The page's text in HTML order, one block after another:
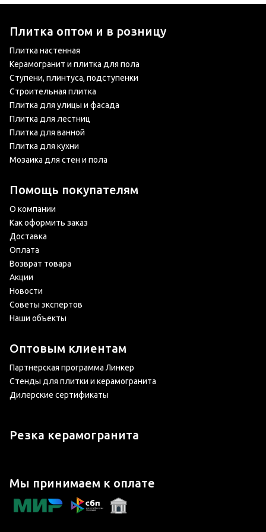
Плитка оптом и в розницу
Плитка настенная
Керамогранит и плитка для пола
Ступени, плинтуса, подступенки
Строительная плитка
Плитка для улицы и фасада
Плитка для лестниц
Плитка для ванной
Плитка для кухни
Мозаика для стен и пола
Помощь покупателям
О компании
Как оформить заказ
Доставка
Оплата
Возврат товара
Акции
Новости
Советы экспертов
Наши объекты
Оптовым клиентам
Партнерская программа Линкер
Стенды для плитки и керамогранита
Дилерские сертификаты
Резка керамогранита
Мы принимаем к оплате